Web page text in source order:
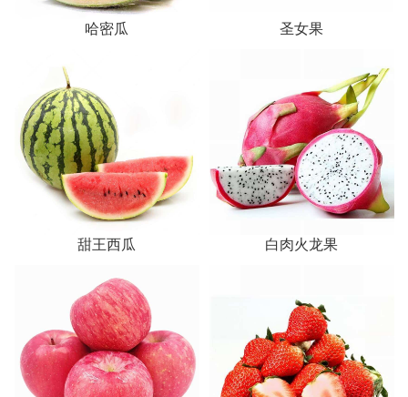
哈密瓜 圣女果
甜王西瓜 白肉火龙果